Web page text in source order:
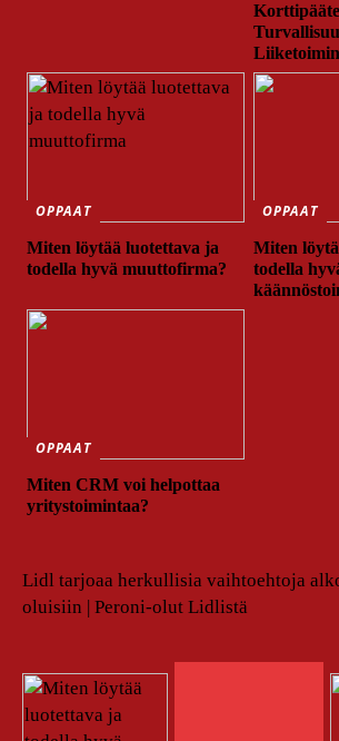
OPPAAT
Miten löytää luotettava ja
todella hyvä muuttofirma?
OPPAAT
Miten
todella
OPPAAT
Miten CRM voi helpottaa
yritystoimintaa?
Lidl tarjoaa herkullisia vaihtoehtoja
oluisiin | Peroni-olut Lidlistä